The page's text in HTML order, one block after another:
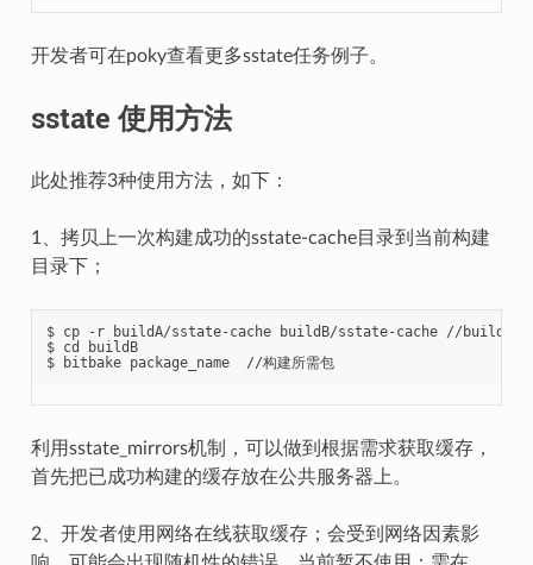
开发者可在poky查看更多sstate任务例子。
sstate 使用方法
此处推荐3种使用方法，如下：
1、拷贝上一次构建成功的sstate-cache目录到当前构建
目录下；
$ cp -r buildA/sstate-cache buildB/sstate-cache //buildA为已成
$ cd buildB
$ bitbake package_name  //构建所需包
利用sstate_mirrors机制，可以做到根据需求获取缓存，
首先把已成功构建的缓存放在公共服务器上。
2、开发者使用网络在线获取缓存；会受到网络因素影